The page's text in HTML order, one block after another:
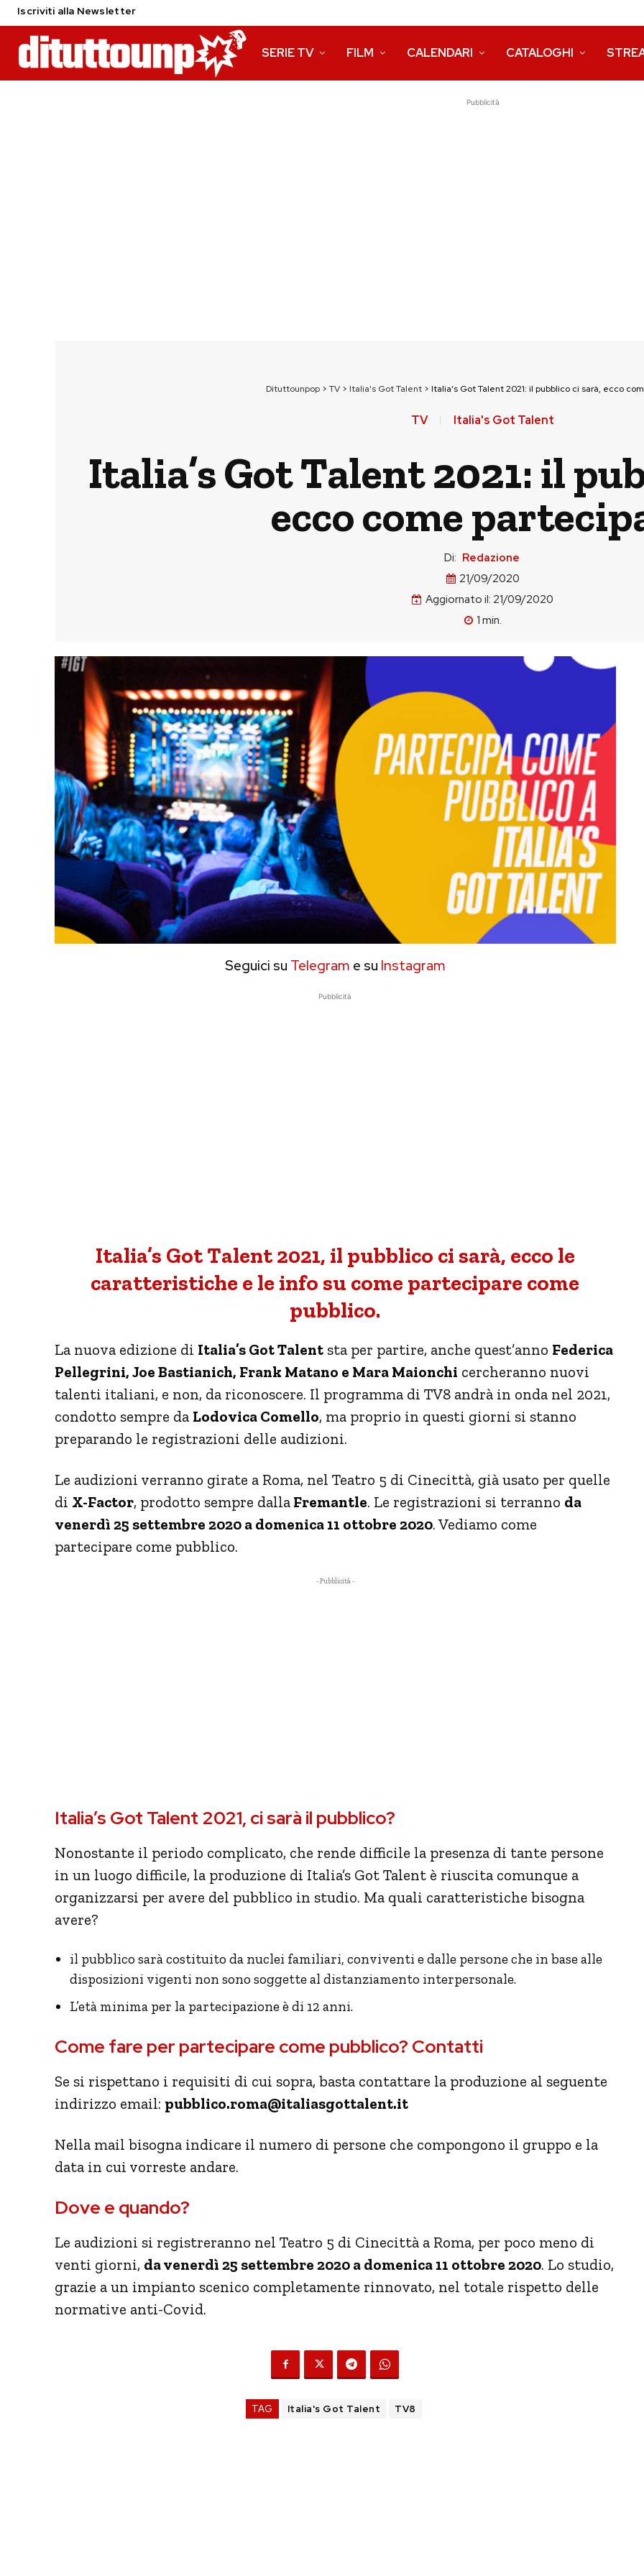
Iscriviti alla Newsletter
SERIE TV FILM CALENDARI CATALOGHI
Pubblicità
Dituttounpop> TV> Italia's Got Talent> Italia’s Got Talent 2021: il pubblico ci sarà, ecco
TV Italia's Got Talent
Italia’s Got Talent 2021: il
ecco come
Di: Redazione
21/09/2020
Aggiornato il: 21/09/2020
1 min.
Seguici su Telegram e su Instagram
Pubblicità
Italia’s Got Talent 2021, il pubblico ci sarà, ecco le
caratteristiche e le info su come partecipare come
pubblico.
La nuova edizione di Italia’s Got Talent sta per partire, anche quest’anno Federica
Pellegrini, Joe Bastianich, Frank Matano e Mara Maionchi cercheranno nuovi
talenti italiani, e non, da riconoscere. Il programma di TV8 andrà in onda nel 2021,
condotto sempre da Lodovica Comello, ma proprio in questi giorni si stanno
preparando le registrazioni delle audizioni.
Le audizioni verranno girate a Roma, nel Teatro 5 di Cinecittà, già usato per quelle
di X-Factor, prodotto sempre dalla Fremantle. Le registrazioni si terranno da
venerdì 25 settembre 2020 a domenica 11 ottobre 2020. Vediamo come
partecipare come pubblico.
- Pubblicità -
Italia’s Got Talent 2021, ci sarà il pubblico?
Nonostante il periodo complicato, che rende difficile la presenza di tante persone
in un luogo difficile, la produzione di Italia’s Got Talent è riuscita comunque a
organizzarsi per avere del pubblico in studio. Ma quali caratteristiche bisogna
avere?
il pubblico sarà costituito da nuclei familiari, conviventi e dalle persone che in base alle
disposizioni vigenti non sono soggette al distanziamento interpersonale.
L’età minima per la partecipazione è di 12 anni.
Come fare per partecipare come pubblico? Contatti
Se si rispettano i requisiti di cui sopra, basta contattare la produzione al seguente
indirizzo email: pubblico.roma@italiasgottalent.it
Nella mail bisogna indicare il numero di persone che compongono il gruppo e la
data in cui vorreste andare.
Dove e quando?
Le audizioni si registreranno nel Teatro 5 di Cinecittà a Roma, per poco meno di
venti giorni, da venerdì 25 settembre 2020 a domenica 11 ottobre 2020. Lo studio,
grazie a un impianto scenico completamente rinnovato, nel totale rispetto delle
normative anti-Covid.
TAG Italia's Got Talent TV8